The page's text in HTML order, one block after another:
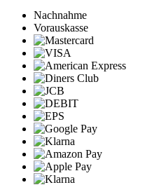
Nachnahme
Vorauskasse